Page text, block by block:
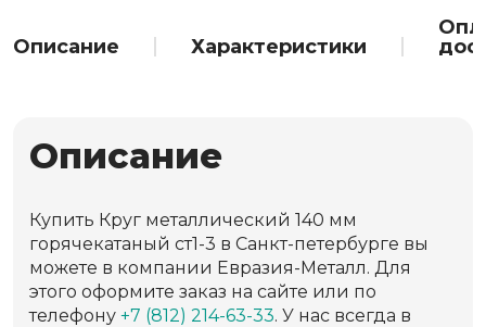
Описание Характеристики
Описание
Купить Круг металлический 140 мм
горячекатаный ст1-3 в Санкт-петербурге вы
можете в компании Евразия-Металл. Для
этого оформите заказ на сайте или по
телефону +7 (812) 214-63-33. У нас всегда в